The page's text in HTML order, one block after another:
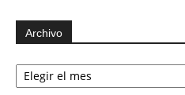
Archivo
Archivo